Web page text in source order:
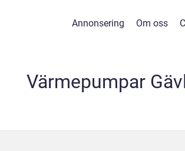
Annonsering Om oss
Värmepumpar